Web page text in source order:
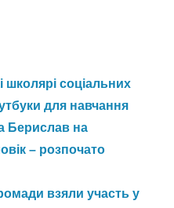
школярі соціальних
для навчання
Берислав на
– розпочато
взяли участь у